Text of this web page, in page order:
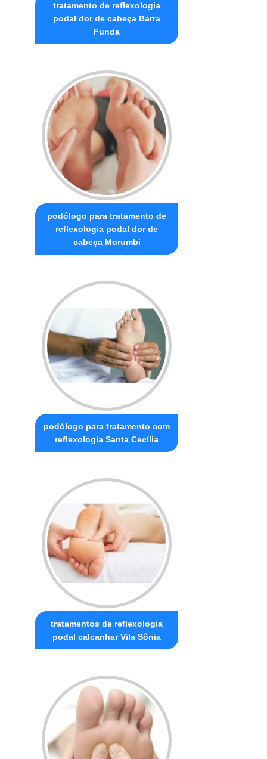
tratamento de reflexologia
podal dor de cabeça Barra
Funda
podólogo para tratamento de
reflexologia podal dor de
cabeça Morumbi
podólogo para tratamento com
reflexologia Santa Cecília
tratamentos de reflexologia
podal calcanhar Vila Sônia